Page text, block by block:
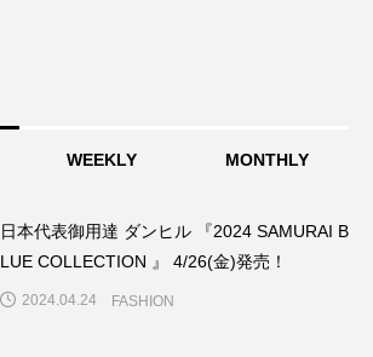
WEEKLY MONTHLY
日本代表御用達 ダンヒル 『2024 SAMURAI B
LUE COLLECTION 』 4/26(金)発売！
2024.04.24 FASHION